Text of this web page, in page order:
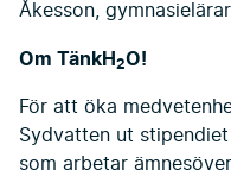
Åkesson,
Om TänkH2O!
För att öka
Sydvatten ut stipendiet
som arbetar